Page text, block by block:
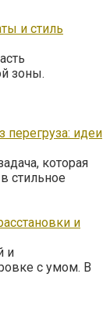
и стиль
зоны.
перегруза: идеи
которая
стильное
и
и
с умом. В